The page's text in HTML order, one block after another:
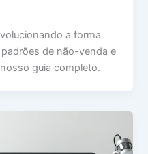
a forma
de não-venda e
guia completo.